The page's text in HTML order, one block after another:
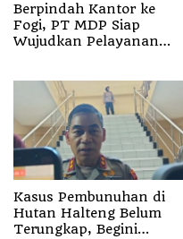
Berpindah Kantor ke
Fogi, PT MDP Siap
Wujudkan Pelayanan
Kasus Pembunuhan di
Hutan Halteng Belum
Terungkap, Begini